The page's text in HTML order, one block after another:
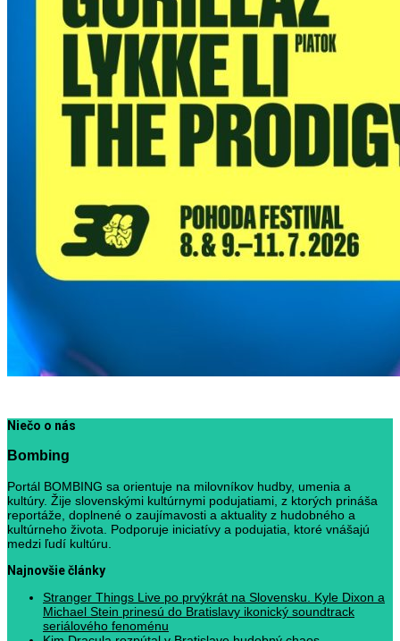
Niečo o nás
Bombing
Portál BOMBING sa orientuje na milovníkov hudby, umenia a
kultúry. Žije slovenskými kultúrnymi podujatiami, z ktorých prináša
reportáže, doplnené o zaujímavosti a aktuality z hudobného a
kultúrneho života. Podporuje iniciatívy a podujatia, ktoré vnášajú
medzi ľudí kultúru.
Najnovšie články
Stranger Things Live po prvýkrát na Slovensku. Kyle Dixon a
Michael Stein prinesú do Bratislavy ikonický soundtrack
seriálového fenoménu